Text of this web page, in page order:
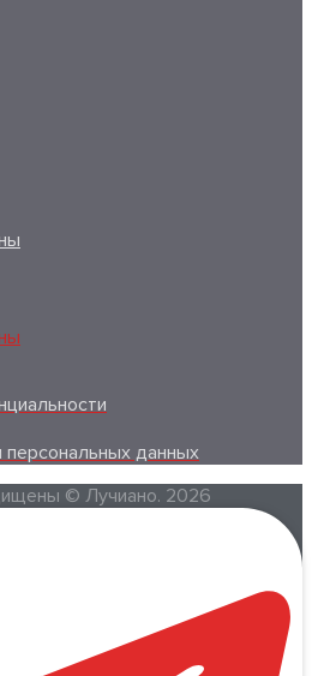
данных
© Лучиано. 2026